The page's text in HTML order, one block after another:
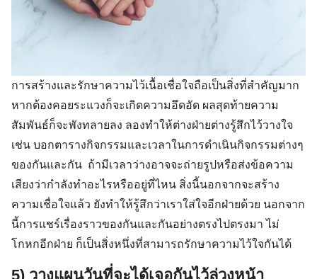
การสร้างและรักษาความไว้เนื้อเชื่อใจถือเป็นสิ่งที่สำคัญมาก
หากต้องคอยระแวงก็จะเกิดความอึดอัด ผลสุดท้ายความ
สัมพันธ์ก็จะพังทลายลง ลองทำให้ต่างฝ่ายต่างรู้สึกไว้วางใจ
เช่น บอกตารางกิจกรรมและเวลาในการดำเนินกิจกรรมต่างๆ
ของกันและกัน ถ้ามีเวลาว่างอาจจะถ่ายรูปหรือส่งข้อความ
เสียงว่ากำลังทำอะไรหรืออยู่ที่ไหน สิ่งนี้นอกจากจะสร้าง
ความเชื่อใจแล้ว ยังทำให้รู้สึกว่าเราใส่ใจอีกฝ่ายด้วย นอกจาก
นี้การแชร์เรื่องราวของกันและกันอย่างตรงไปตรงมา ไม่
โกหกอีกฝ่าย ก็เป็นสิ่งหนึ่งที่สามารถรักษาความไว้ใจกันได้
5) วางแผนวันที่จะได้เจอกันไว้ล่วงหน้า